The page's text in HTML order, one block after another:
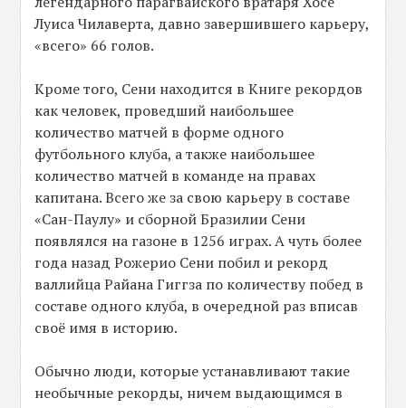
Луиса Чилаверта, давно завершившего карьеру,
«всего» 66 голов.
Кроме того, Сени находится в Книге рекордов
как человек, проведший наибольшее
количество матчей в форме одного
футбольного клуба, а также наибольшее
количество матчей в команде на правах
капитана. Всего же за свою карьеру в составе
«Сан-Паулу» и сборной Бразилии Сени
появлялся на газоне в 1256 играх. А чуть более
года назад Рожерио Сени побил и рекорд
валлийца Райана Гиггза по количеству побед в
составе одного клуба, в очередной раз вписав
своё имя в историю.
Обычно люди, которые устанавливают такие
необычные рекорды, ничем выдающимся в